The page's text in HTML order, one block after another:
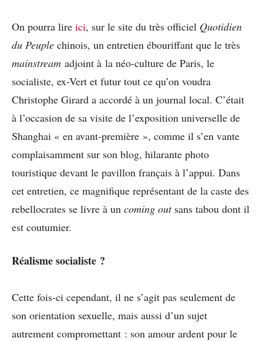
On pourra lire ici, sur le site du très officiel Quotidien
du Peuple chinois, un entretien ébouriffant que le très
mainstream adjoint à la néo-culture de Paris, le
socialiste, ex-Vert et futur tout ce qu’on voudra
Christophe Girard a accordé à un journal local. C’était
à l’occasion de sa visite de l’exposition universelle de
Shanghai « en avant-première », comme il s’en vante
complaisamment sur son blog, hilarante photo
touristique devant le pavillon français à l’appui. Dans
cet entretien, ce magnifique représentant de la caste des
rebellocrates se livre à un coming outsans tabou dont il
est coutumier.
Réalisme socialiste ?
Cette fois-ci cependant, il ne s’agit pas seulement de
son orientation sexuelle, mais aussi d’un sujet
autrement compromettant : son amour ardent pour le